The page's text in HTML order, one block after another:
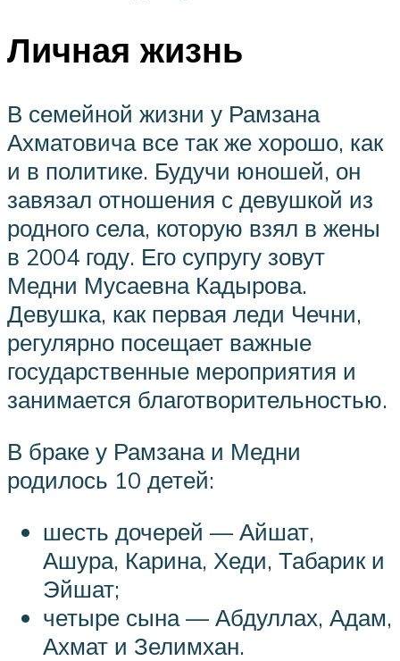
Личная жизнь
В семейной жизни у Рамзана
Ахматовича все так же хорошо, как
и в политике. Будучи юношей, он
завязал отношения с девушкой из
родного села, которую взял в жены
в 2004 году. Его супругу зовут
Медни Мусаевна Кадырова.
Девушка, как первая леди Чечни,
регулярно посещает важные
государственные мероприятия и
занимается благотворительностью.
В браке у Рамзана и Медни
родилось 10 детей:
шесть дочерей — Айшат,
Ашура, Карина, Хеди, Табарик и
Эйшат;
четыре сына — Абдуллах, Адам,
Ахмат и Зелимхан.